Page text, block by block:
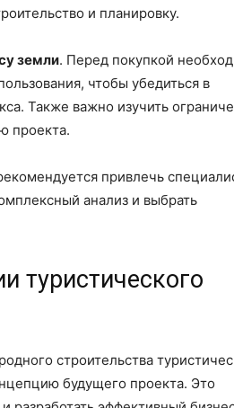
и планировку.
земли. Перед покупкой
чтобы убедиться в
Также важно изучить
проекта.
привлечь
анализ и выбрать
туристического
строительства
будущего проекта. Это